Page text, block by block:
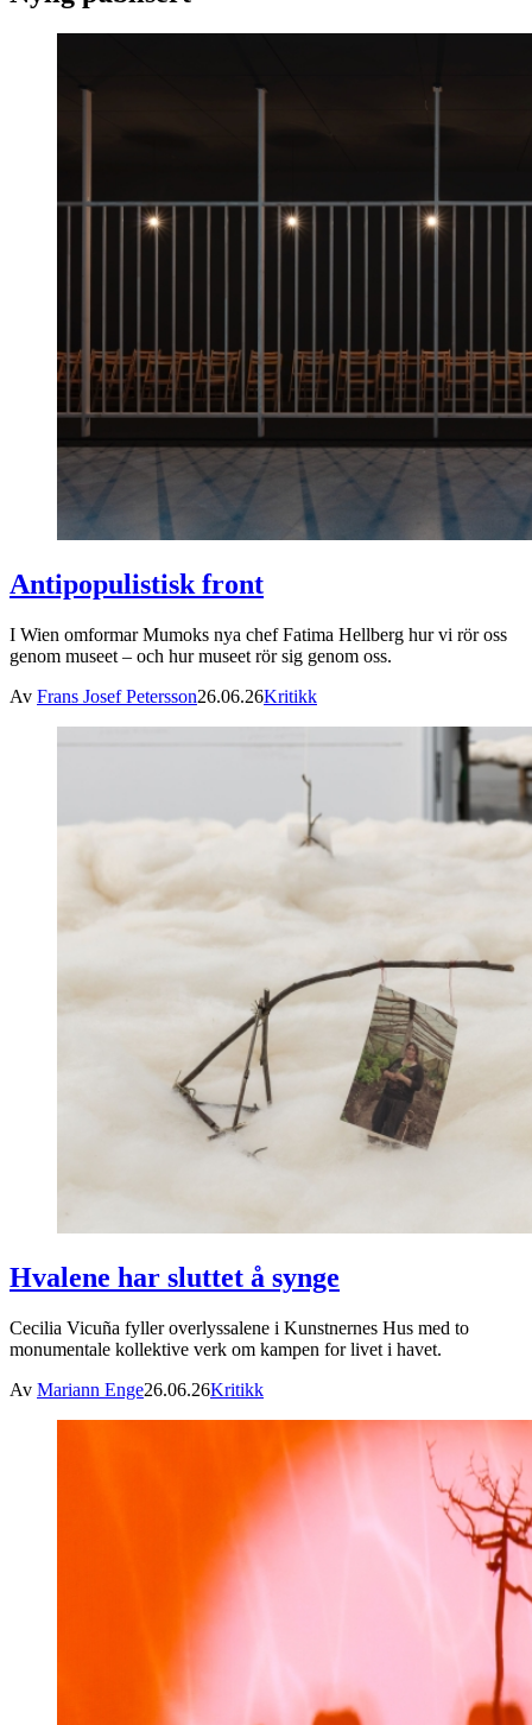
Antipopulistisk front
I Wien omformar Mumoks nya chef Fatima Hellberg hur vi rör oss
genom museet – och hur museet rör sig genom oss.
Av Frans Josef Petersson26.06.26Kritikk
Hvalene har sluttet å synge
Cecilia Vicuña fyller overlyssalene i Kunstnernes Hus med to
monumentale kollektive verk om kampen for livet i havet.
Av Mariann Enge26.06.26Kritikk